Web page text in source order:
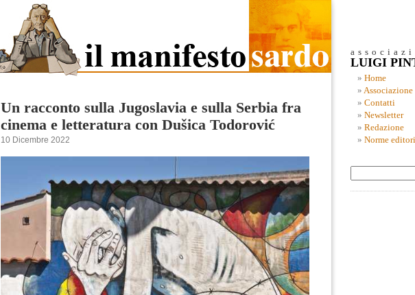
Un racconto sulla Jugoslavia e sulla Serbia fra
cinema e letteratura con Dušica Todorović
10 Dicembre 2022
LUIGI
Home
Associazione
Contatti
Newsletter
Redazione
Norme